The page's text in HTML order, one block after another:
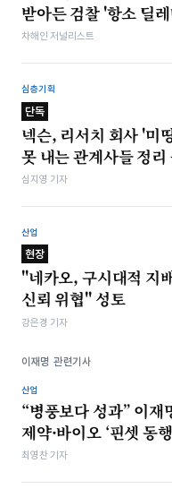
받아든 검찰 '항소 딜
차해인 저널리스트
심층기획
단독
넥슨, 리서치 회사 '미
못 내는 관계사들 정리
심지영 기자
산업
현장
"네카오, 구시대적 지
신뢰 위협" 성토
강은경 기자
이재명 관련기사
산업
“병풍보다 성과” 이재
제약·바이오 ‘핀셋 동
최영찬 기자